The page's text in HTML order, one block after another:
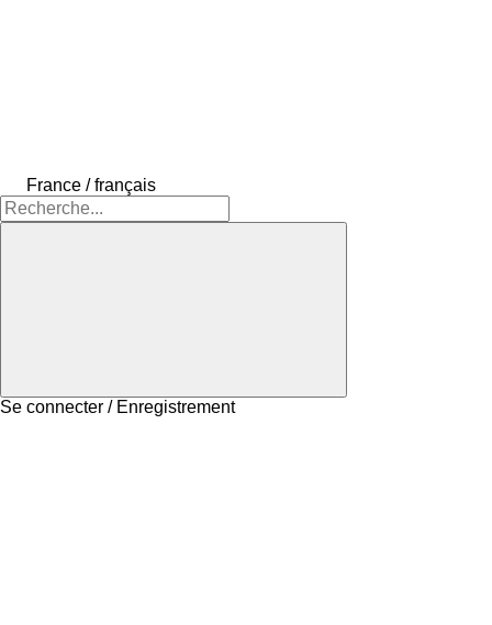
France / français
Se connecter / Enregistrement